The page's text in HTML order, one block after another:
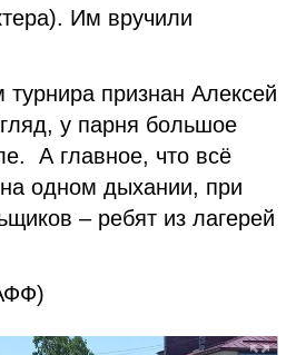
Им вручили
признан Алексей
у парня большое
А главное, что всё
одном дыхании, при
– ребят из лагерей